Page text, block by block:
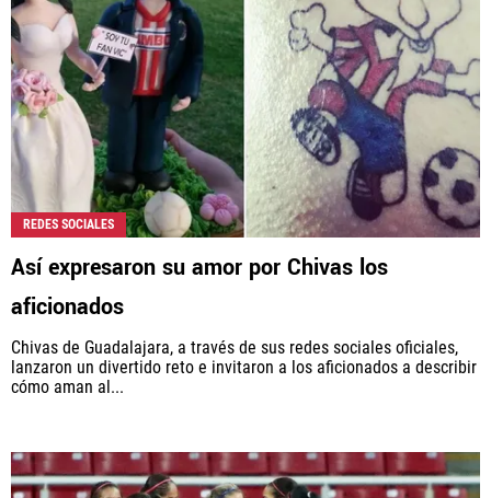
REDES SOCIALES
Así expresaron su amor por Chivas los
aficionados
Chivas de Guadalajara, a través de sus redes sociales oficiales,
lanzaron un divertido reto e invitaron a los aficionados a describir
cómo aman al...